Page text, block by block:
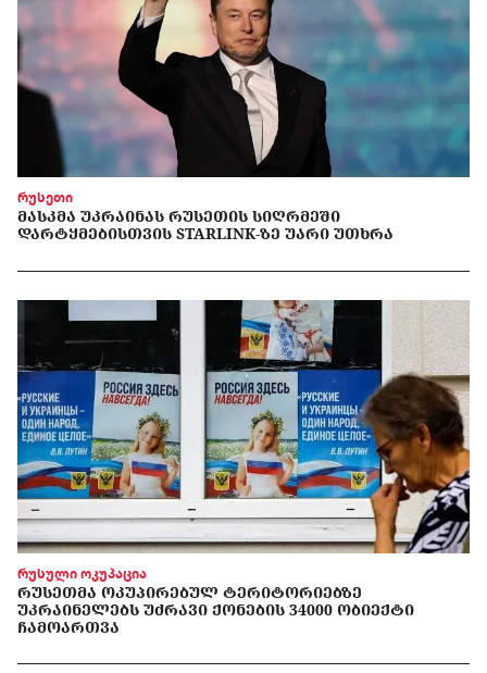
რუსეთი
ᲛᲐᲡᲙᲛᲐ ᲣᲙᲠᲐᲘᲜᲐᲡ ᲠᲣᲡᲔᲗᲘᲡ ᲡᲘᲦᲠᲛᲔᲨᲘ
ᲓᲐᲠᲢᲧᲛᲔᲑᲘᲡᲗᲕᲘᲡ STARLINK-ᲖᲔ ᲣᲐᲠᲘ ᲣᲗᲮᲠᲐ
რუსული ოკუპაცია
ᲠᲣᲡᲔᲗᲛᲐ ᲝᲙᲣᲞᲘᲠᲔᲑᲣᲚ ᲢᲔᲠᲘᲢᲝᲠᲘᲔᲑᲖᲔ
ᲣᲙᲠᲐᲘᲜᲔᲚᲔᲑᲡ ᲣᲫᲠᲐᲕᲘ ᲥᲝᲜᲔᲑᲘᲡ 34000 ᲝᲑᲘᲔᲥᲢᲘ
ᲩᲐᲛᲝᲐᲠᲗᲕᲐ